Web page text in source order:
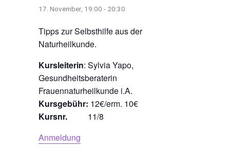
17. November, 19:00 - 20:30
Tipps zur Selbsthilfe aus der
Naturheilkunde.
Kursleiterin: Sylvia Yapo,
Gesundheitsberaterin
Frauennaturheilkunde i.A.
Kursgebühr: 12€/erm. 10€
Kursnr. 11/8
Anmeldung